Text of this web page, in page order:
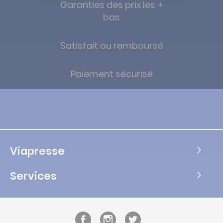
Garanties des prix les +
bas
Satisfait ou remboursé
Paiement sécurisé
Viapresse
Services